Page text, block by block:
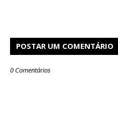
POSTAR UM COMENTÁRIO
0 Comentários